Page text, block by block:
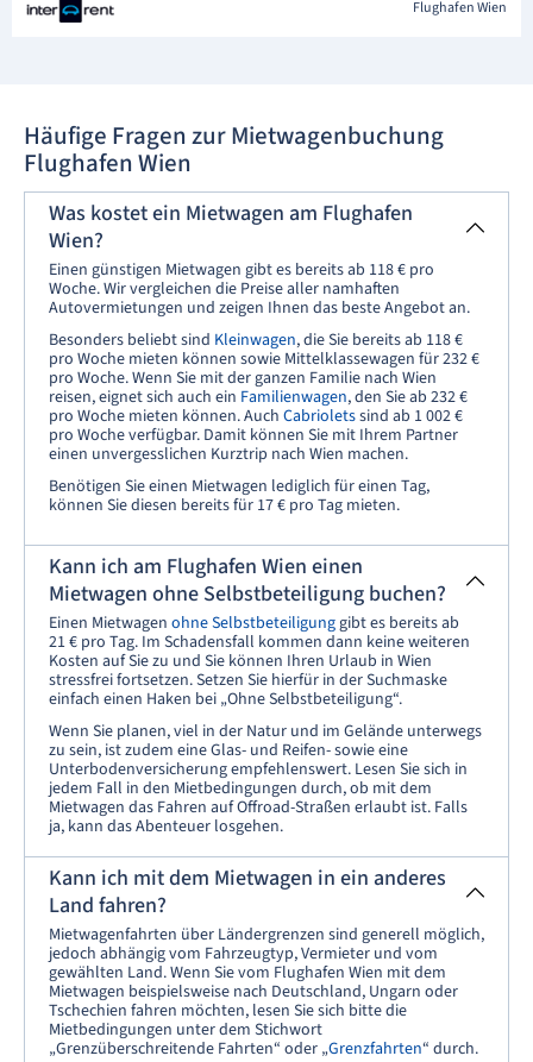
Flughafen Wien
Häufige Fragen zur Mietwagenbuchung
Flughafen Wien
Was kostet ein Mietwagen am Flughafen
Wien?
Einen günstigen Mietwagen gibt es bereits ab 118 € pro
Woche. Wir vergleichen die Preise aller namhaften
Autovermietungen und zeigen Ihnen das beste Angebot an.
Besonders beliebt sind Kleinwagen, die Sie bereits ab 118 €
pro Woche mieten können sowie Mittelklassewagen für 232 €
pro Woche. Wenn Sie mit der ganzen Familie nach Wien
reisen, eignet sich auch ein Familienwagen, den Sie ab 232 €
pro Woche mieten können. Auch Cabrioletssind ab 1 002 €
pro Woche verfügbar. Damit können Sie mit Ihrem Partner
einen unvergesslichen Kurztrip nach Wien machen.
Benötigen Sie einen Mietwagen lediglich für einen Tag,
können Sie diesen bereits für 17 € pro Tag mieten.
Kann ich am Flughafen Wien einen
Mietwagen ohne Selbstbeteiligung buchen?
Einen Mietwagen ohne Selbstbeteiligunggibt es bereits ab
21 € pro Tag. Im Schadensfall kommen dann keine weiteren
Kosten auf Sie zu und Sie können Ihren Urlaub in Wien
stressfrei fortsetzen. Setzen Sie hierfür in der Suchmaske
einfach einen Haken bei „Ohne Selbstbeteiligung“.
Wenn Sie planen, viel in der Natur und im Gelände unterwegs
zu sein, ist zudem eine Glas- und Reifen- sowie eine
Unterbodenversicherung empfehlenswert. Lesen Sie sich in
jedem Fall in den Mietbedingungen durch, ob mit dem
Mietwagen das Fahren auf Offroad-Straßen erlaubt ist. Falls
ja, kann das Abenteuer losgehen.
Kann ich mit dem Mietwagen in ein anderes
Land fahren?
Mietwagenfahrten über Ländergrenzen sind generell möglich,
jedoch abhängig vom Fahrzeugtyp, Vermieter und vom
gewählten Land. Wenn Sie vom Flughafen Wien mit dem
Mietwagen beispielsweise nach Deutschland, Ungarn oder
Tschechien fahren möchten, lesen Sie sich bitte die
Mietbedingungen unter dem Stichwort
„Grenzüberschreitende Fahrten“ oder „Grenzfahrten“ durch.